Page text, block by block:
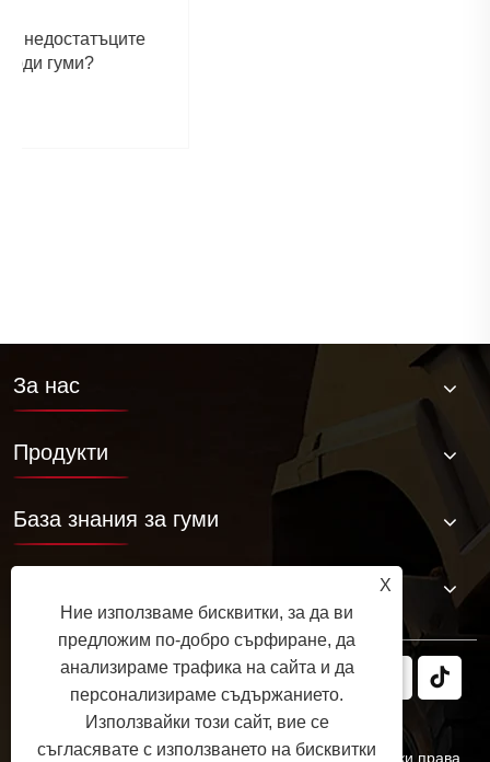
Основни умения за поддръжка и
обслужване на вътрешни гуми на
За нас
Продукти
База знания за гуми
Авторско право © 2025 JABIL Rubber Co., Ltd. Всички права
X
Ние използваме бисквитки, за да ви
предложим по-добро сърфиране, да
анализираме трафика на сайта и да
персонализираме съдържанието.
Използвайки този сайт, вие се
съгласявате с използването на бисквитки